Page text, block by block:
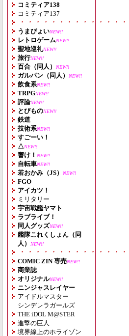
コミティア138
コミティア137
・・・・・・・・・・・・・・
うまぴょいNEW!!
レトロゲームNEW!!
聖地巡礼NEW!!
旅行NEW!!
百合（同人） NEW!!
ガルパン（同人） NEW!!
飲食系NEW!!
TRPGNEW!!
評論NEW!!
とびものNEW!!
鉄道
技術系NEW!!
すごーい！
△NEW!!
響け！ NEW!!
自転車NEW!!
若おかみ（JS） NEW!!
FGO
アイカツ！
ミリタリー
宇宙戦艦ヤマト
ラブライブ！
同人グッズNEW!!
艦隊これくしょん（同
人）
NEW!!
・・・・・・・・・・・・・・
COMIC ZIN 専売NEW!!
商業誌
オリジナルNEW!!
ニンジャスレイヤー
アイドルマスター
シンデレラガールズ
THE iDOL M@STER
進撃の巨人
境界線上のホライゾン